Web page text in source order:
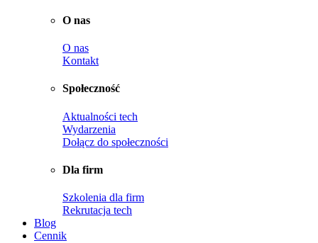
O nas
O nas
Kontakt
Społeczność
Aktualności tech
Wydarzenia
Dołącz do społeczności
Dla firm
Szkolenia dla firm
Rekrutacja tech
Blog
Cennik